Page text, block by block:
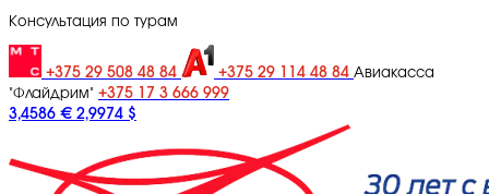
Консультация по турам
+375 29 508 48 84 +375 29 114 48 84 Авиакасса
"Флайдрим" +375 17 3 666 999
3,4586 € 2,9974 $